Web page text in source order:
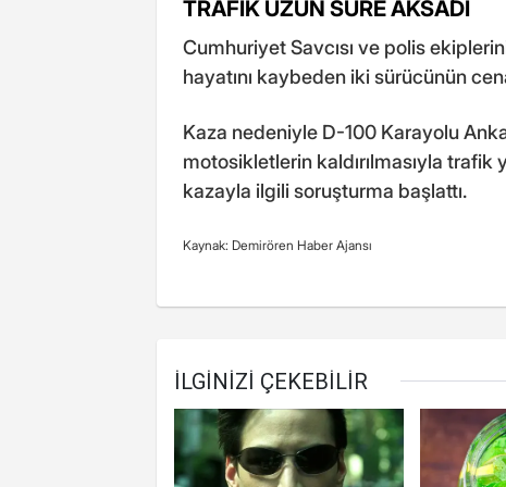
TRAFİK UZUN SÜRE AKSADI
Cumhuriyet Savcısı ve polis
hayatını kaybeden iki sürücünün
Kaza nedeniyle D-100 Karayolu
motosikletlerin kaldırılmasıyla
kazayla ilgili soruşturma başlattı.
Kaynak: Demirören Haber Ajansı